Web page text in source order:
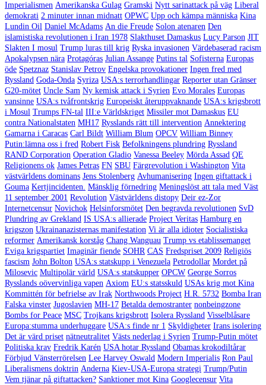
Imperialismen Amerikanska Gulag Gramski Nytt sarinattack på väg Liberal
demokrati 2 minuter innan midnatt OPWC Upp och kämpa människa Kina
Lundin Oil Daniel McAdams An die Freude Solon atenaren Den
islamistiska revolutionen i Iran 1978 Slakthuset Damaskus Lucy Parson JIT
Slakten I mosul Trump luras till krig Ryska invasionen Värdebaserad racism
Apokalypsen nära Protagóras Julian Assange Putins tal Sofisterna Europas
öde Spetznaz Stanislav Petrov Engelska provokationer Ingen fred med
Ryssland Goda-Onda Syriza USA:s terrorhandlingar Reporter utan Gränser
G20-mötet Uncle Sam Ny kemisk attack i Syrien Evo Morales Europas
vansinne USA:s tvåfrontskrig Europeiskt återuppvaknande USA:s krigsbrott
i Mosul Trumps FN-tal III:e Världskriget Missiler mot Damaskus EU
contra Nationalstaten MH17 Rysslands rätt till intervention Annektering
Gamarna i Caracas Carl Bildt William Blum OPCV William Binney
Putin:lämna oss i fred Robert Fisk Befolkningens plundring Ryssland
RAND Corporation Operation Gladio Vanessa Beeley Mörda Assad QE
Religionens ok James Petras FN SBU Färgrevolution i Washington Vita
västvärldens dominans Jens Stolenberg Avhumanisering Ingen giftattack i
Gouma Kertjincidenten. Mänsklig förnedring Meningslöst att tala med Väst
11 september 2001 Revolution Västvärldens distopy Deir ez-Zor
Internetcensur Novichok Helsinforsmötet Den begravda revolutionen SvD
Plundring av Grekland IS USA:s allierade Project Veritas Hamburg en
krigszon Ukrainanazisternas manifestation Vi är alla idioter Socialistiska
reformer Amerikansk korståg Chang Wanguau Trump vs etablissemanget
Eviga krigspartiet Imaginär fiende SOHR CAS Fredspriset 2009 Religiös
fascism John Bolton USA:s statskupp i Venezuela Petrodollar Mordet på
Milosevic Multipolär värld USA:s statskupper OPCW George Sorros
Rysslands oövervinliga vapen Axiom EU:s statsskuld USAs krig mot Kina
Kommittén för befrielse av Irak Northwoods Project H.R. 5732 Bomba Iran
Falska vinster Jugoslavien MH-17 Betalda demostranter nonbeingzone
Bombs for Peace MSC Trojkans krigsbrott Isolera Ryssland Visselblåsare
Europa:stumma underhuggare USA:s finde nr 1 Skyldigheter Irans isolering
Det är värd priset nätneutralitet Västs nederlag i Syrien Trump-Putin mötet
Politiska krav Fredrik Karén USA hotar Ryssland Obamas krokodiltårar
Förbjud Vänsterrörelsen Lee Harvey Oswald Modern Imperialis Ron Paul
Liberalismens doktrin Anderna Kiev-USA-Europa strategi Trump/Putin
Vem tjänar på giftattacken? Sanktioner mot Kina Googlecensur Vita